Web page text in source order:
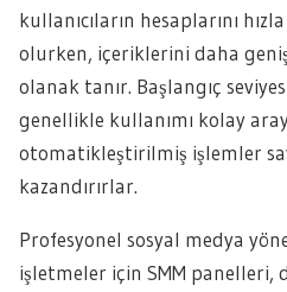
kullanıcıların hesaplarını
olurken, içeriklerini daha
olanak tanır. Başlangıç
genellikle kullanımı kolay
otomatikleştirilmiş işlemler
kazandırırlar.
Profesyonel sosyal medya
işletmeler için SMM panelleri,